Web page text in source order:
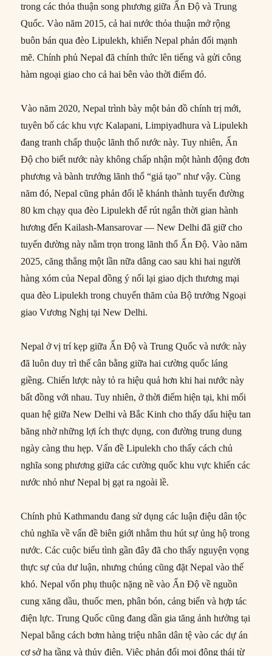
trong các thỏa thuận song phương giữa Ấn Độ và Trung
Quốc. Vào năm 2015, cả hai nước thỏa thuận mở rộng
buôn bán qua đèo Lipulekh, khiến Nepal phản đối mạnh
mẽ. Chính phủ Nepal đã chính thức lên tiếng và gửi công
hàm ngoại giao cho cả hai bên vào thời điểm đó.
Vào năm 2020, Nepal trình bày một bản đồ chính trị mới,
tuyên bố các khu vực Kalapani, Limpiyadhura và Lipulekh
đang tranh chấp thuộc lãnh thổ nước này. Tuy nhiên, Ấn
Độ cho biết nước này không chấp nhận một hành động đơn
phương và bành trướng lãnh thổ “giả tạo” như vậy. Cùng
năm đó, Nepal cũng phản đối lễ khánh thành tuyến đường
80 km chạy qua đèo Lipulekh để rút ngắn thời gian hành
hương đến Kailash-Mansarovar — New Delhi đã giữ cho
tuyến đường này nằm trọn trong lãnh thổ Ấn Độ. Vào năm
2025, căng thẳng một lần nữa dâng cao sau khi hai người
hàng xóm của Nepal đồng ý nối lại giao dịch thương mại
qua đèo Lipulekh trong chuyến thăm của Bộ trưởng Ngoại
giao Vương Nghị tại New Delhi.
Nepal ở vị trí kẹp giữa Ấn Độ và Trung Quốc và nước này
đã luôn duy trì thế cân bằng giữa hai cường quốc láng
giềng. Chiến lược này tỏ ra hiệu quả hơn khi hai nước này
bất đồng với nhau. Tuy nhiên, ở thời điểm hiện tại, khi mối
quan hệ giữa New Delhi và Bắc Kinh cho thấy dấu hiệu tan
băng nhờ những lợi ích thực dụng, con đường trung dung
ngày càng thu hẹp. Vấn đề Lipulekh cho thấy cách chủ
nghĩa song phương giữa các cường quốc khu vực khiến các
nước nhỏ như Nepal bị gạt ra ngoài lề.
Chính phủ Kathmandu đang sử dụng các luận điệu dân tộc
chủ nghĩa về vấn đề biên giới nhằm thu hút sự ủng hộ trong
nước. Các cuộc biểu tình gần đây đã cho thấy nguyện vọng
thực sự của dư luận, nhưng chúng cũng đặt Nepal vào thế
khó. Nepal vốn phụ thuộc nặng nề vào Ấn Độ về nguồn
cung xăng dầu, thuốc men, phân bón, cảng biển và hợp tác
điện lực. Trung Quốc cũng đang dần gia tăng ảnh hưởng tại
Nepal bằng cách bơm hàng triệu nhân dân tệ vào các dự án
cơ sở hạ tầng và thủy điện. Việc phản đối mọi động thái từ